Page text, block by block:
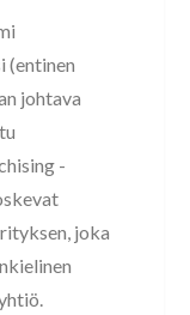
(entinen
johtava
-
joka